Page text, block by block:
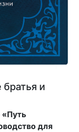
и
«Путь
для